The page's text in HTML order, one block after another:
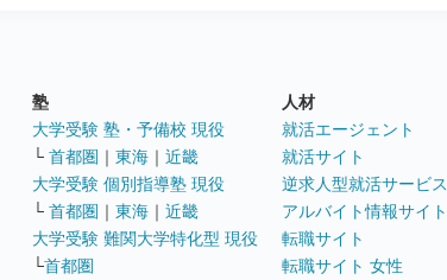
塾
大学受験 塾・予備校 現役
└ 首都圏 ｜ 東海 ｜ 近畿
大学受験 個別指導塾 現役
└ 首都圏 ｜ 東海 ｜ 近畿
大学受験 難関大学特化型 現役
└首都圏
人材
就活エージェント
就活サイト
逆求人型就活サービス
アルバイト情報サイト
転職サイト
転職サイト 女性